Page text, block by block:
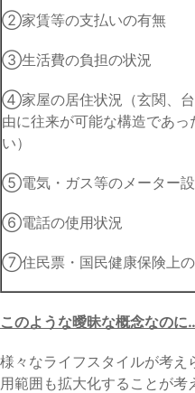
②家賃等の支払いの有無
③生活費の負担の状況
④家屋の居住状況（玄関、
由に往来が可能な構造であ
い）
⑤電気・ガス等のメーター
⑥電話の使用状況
⑦住民票・国民健康保険上
このような曖昧な概念なのに
様々なライフスタイルが考え
用範囲も拡大化することが